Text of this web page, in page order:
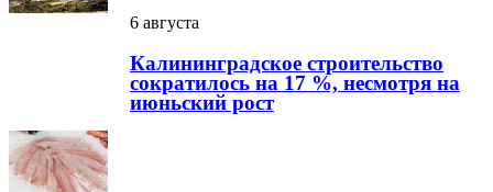
6 августа
Калининградское строительство
сократилось на 17 %, несмотря на
июньский рост